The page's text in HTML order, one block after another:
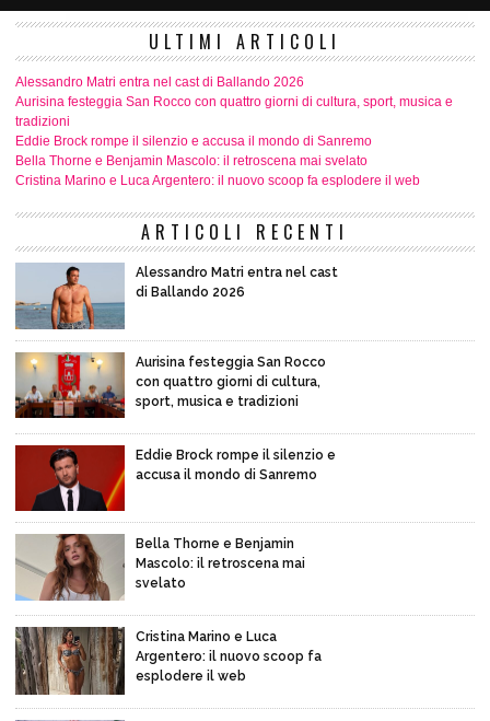
ULTIMI ARTICOLI
Alessandro Matri entra nel cast di Ballando 2026
Aurisina festeggia San Rocco con quattro giorni di cultura, sport, musica e
tradizioni
Eddie Brock rompe il silenzio e accusa il mondo di Sanremo
Bella Thorne e Benjamin Mascolo: il retroscena mai svelato
Cristina Marino e Luca Argentero: il nuovo scoop fa esplodere il web
ARTICOLI RECENTI
Alessandro Matri entra nel cast
di Ballando 2026
Aurisina festeggia San Rocco
con quattro giorni di cultura,
sport, musica e tradizioni
Eddie Brock rompe il silenzio e
accusa il mondo di Sanremo
Bella Thorne e Benjamin
Mascolo: il retroscena mai
svelato
Cristina Marino e Luca
Argentero: il nuovo scoop fa
esplodere il web